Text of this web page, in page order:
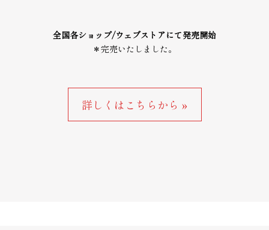
全国各ショップ/ウェブストアにて発売開始
＊完売いたしました。
詳しくはこちらから »